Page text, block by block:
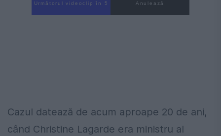
Următorul videoclip în 4 Anulează
Cazul datează de acum aproape 20 de ani,
când Christine Lagarde era ministru al